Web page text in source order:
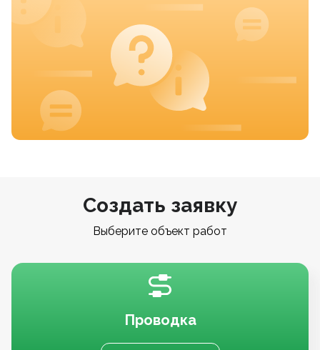
Создать заявку
Выберите объект работ
Проводка